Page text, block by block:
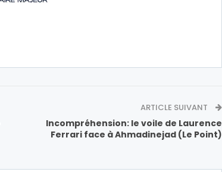
ARTICLE SUIVANT
Incompréhension: le voile de Laurence
Ferrari face à Ahmadinejad (Le Point)